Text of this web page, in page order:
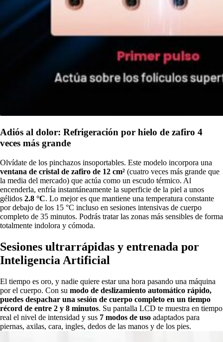
Adiós al dolor: Refrigeración por hielo de zafiro 4
veces más grande
Olvídate de los pinchazos insoportables. Este modelo incorpora una
ventana de cristal de zafiro de 12 cm² (cuatro veces más grande que
la media del mercado) que actúa como un escudo térmico. Al
encenderla, enfría instantáneamente la superficie de la piel a unos
gélidos 2.8 °C. Lo mejor es que mantiene una temperatura constante
por debajo de los 15 °C incluso en sesiones intensivas de cuerpo
completo de 35 minutos. Podrás tratar las zonas más sensibles de forma
totalmente indolora y cómoda.
Sesiones ultrarrápidas y entrenada por
Inteligencia Artificial
El tiempo es oro, y nadie quiere estar una hora pasando una máquina
por el cuerpo. Con su modo de deslizamiento automático rápido,
puedes despachar una sesión de cuerpo completo en un tiempo
récord de entre 2 y 8 minutos. Su pantalla LCD te muestra en tiempo
real el nivel de intensidad y sus 7 modos de uso adaptados para
piernas, axilas, cara, ingles, dedos de las manos y de los pies.